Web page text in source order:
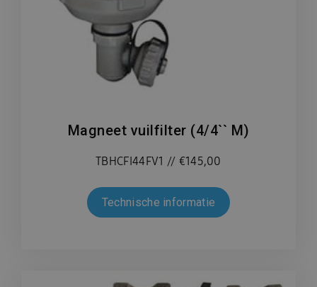
Magneet vuilfilter (4/4`` M)
TBHCFI44FV1 // €145,00
Technische informatie